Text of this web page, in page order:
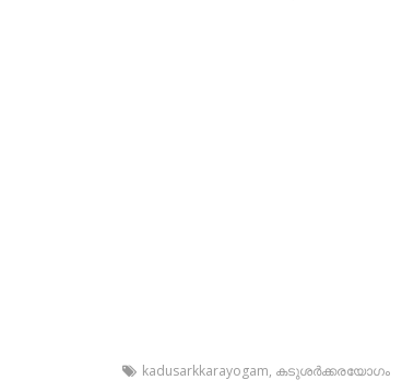
kadusarkkarayogam, കടുശര്‍ക്കരയോഗം